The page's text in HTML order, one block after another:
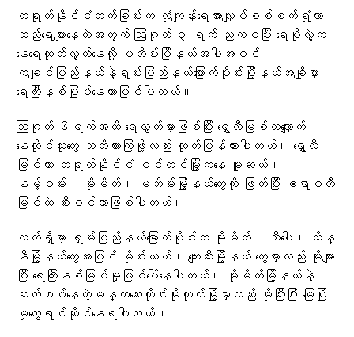
တရုတ်နိုင်ငံဘက်ခြမ်းက လုံကျန်းရေအားလျှပ်စစ်စက်ရုံဟာ
ဆည်ရေများနေတဲ့အတွက် ဩဂုတ် ၃ ရက် ညကစပြီး ရေပိုလွှဲက‌
နေရေထုတ်လွှတ်နေလို့ မဘိမ်းမြို့နယ်အပါအဝင်
ကချင်ပြည်နယ်နဲ့ရှမ်းပြည်နယ်မြောက်ပိုင်းမြို့နယ်အချို့မှာ
ရေကြီးနစ်မြုပ်နေတာဖြစ်ပါတယ်။
ဩဂုတ် ၆ရက်အထိ ရေလွှတ်မှာဖြစ်ပြီး ရွှေလီမြစ်တလျှောက်
နေထိုင်သူတွေ သတိထားကြဖို့လည်း ထုတ်ပြန်ထားပါတယ်။ ရွှေလီ
မြစ်ဟာ တရုတ်နိုင်ငံ ဝင်တင်မြို့ကနေ မူဆယ်၊
နမ့်ခမ်း၊ မိုးမိတ်၊ မဘိမ်းမြို့နယ်တွေကို ဖြတ်ပြီး ဧရာဝတီ
မြစ်ထဲ စီးဝင်တာဖြစ်ပါတယ်။
လက်ရှိမှာ ရှမ်းပြည်နယ်မြောက်ပိုင်းက မိုးမိတ်၊ သီပေါ၊ သိန္
နီမြို့နယ်တွေအပြင် မိုင်းယယ်၊ ကျေးသီးမြို့နယ်‌ တွေမှာလည်း မိုးများ
ပြီး ရေကြီးနစ်မြုပ်မှုဖြစ်ပေါ်နေပါတယ်။ မိုးမိတ်မြို့နယ်နဲ့
ဆက်စပ်နေတဲ့မန္တလေးတိုင်းမိုးကုတ်မြို့မှာလည်း မိုးကြီးပြီး မြေပြို
မှုတွေရင်ဆိုင်နေရပါတယ်။